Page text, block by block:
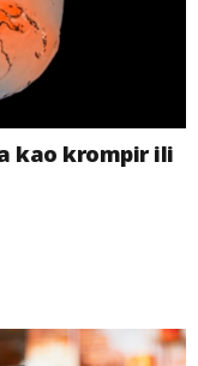
kao krompir ili